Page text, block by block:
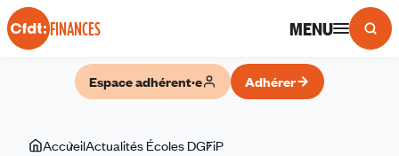
Panneau de gestion des cookies
FINANCES MENU
Espace adhérent·e Adhérer
VousAccueilActualités Écoles DGFiP